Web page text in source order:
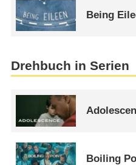
Being
Drehbuch in Serien
Boiling